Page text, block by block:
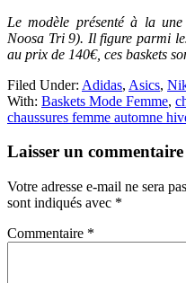
Le modèle présenté à la
Noosa Tri 9). Il figure parmi
au prix de 140€, ces baskets
Filed Under: Adidas, Asics,
With: Baskets Mode Femme,
chaussures femme automne
Reader
Laisser un commentaire
Votre adresse e-mail ne sera
sont indiqués avec *
Commentaire *